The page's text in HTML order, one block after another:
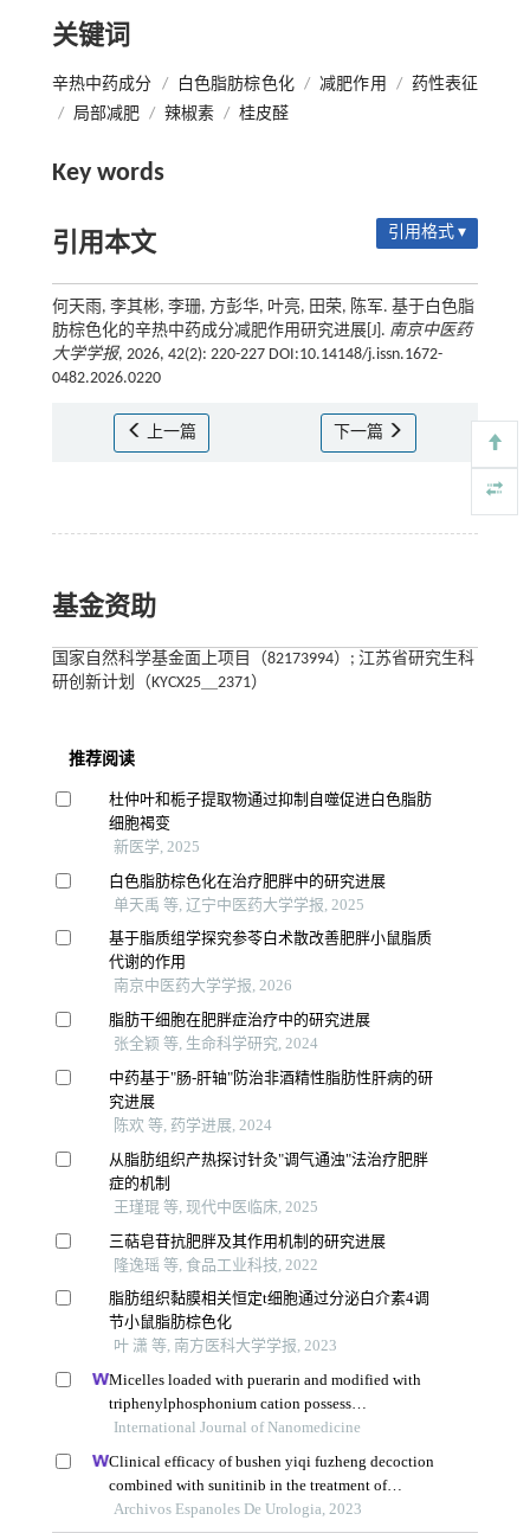
关键词
辛热中药成分 / 白色脂肪棕色化 / 减肥作用 /
药性表征
/
局部减肥 / 辣椒素 / 桂皮醛
Key words
引用本文 引用格式 ▾
何天雨, 李其彬, 李珊, 方彭华, 叶亮, 田荣, 陈军. 基于白色脂
肪棕色化的辛热中药成分减肥作用研究进展[J]. 南京中医药
大学学报, 2026, 42(2): 220-227 DOI:10.14148/j.issn.1672-
0482.2026.0220
上一篇 下一篇
基金资助
国家自然科学基金面上项目（82173994）; 江苏省研究生科
研创新计划（KYCX25＿2371）